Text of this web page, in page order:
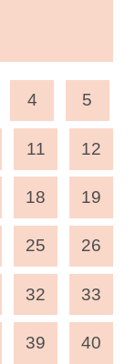
4 5
11 12
18 19
25 26
32 33
39 40